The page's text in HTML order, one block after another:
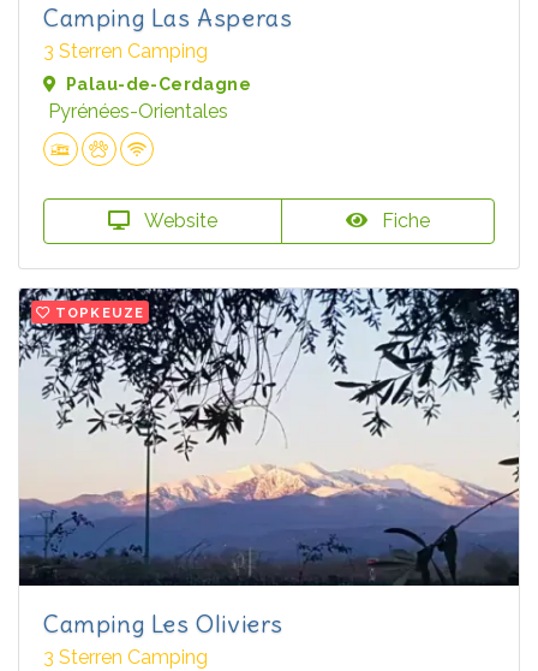
Camping Las Asperas
3 Sterren Camping
Palau-de-Cerdagne
Pyrénées-Orientales
Website Fiche
TOPKEUZE
Camping Les Oliviers
3 Sterren Camping